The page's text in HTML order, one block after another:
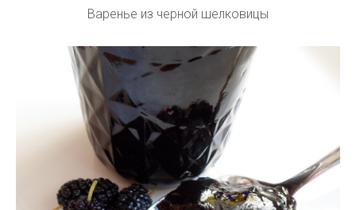
Варенье из черной шелковицы